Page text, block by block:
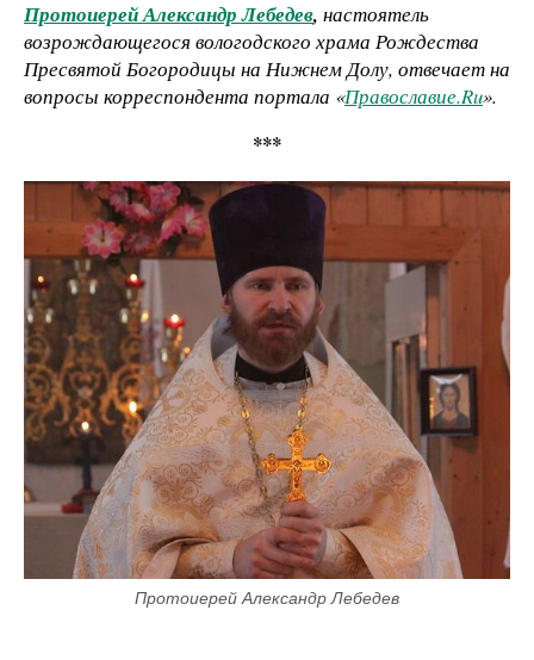
Протоиерей Александр Лебедев, настоятель
возрождающегося вологодского храма Рождества
Пресвятой Богородицы на Нижнем Долу, отвечает на
вопросы корреспондента портала «Православие.Ru».
***
Протоиерей Александр Лебедев